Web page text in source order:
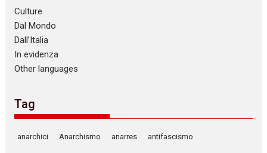
Culture
Dal Mondo
Dall’Italia
In evidenza
Other languages
Tag
anarchici Anarchismo anarres antifascismo